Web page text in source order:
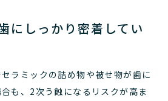
にしっかり密着してい
ラミックの詰め物や被せ物が歯に
も、2次う蝕になるリスクが高ま